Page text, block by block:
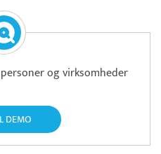
og virksomheder
DEMO